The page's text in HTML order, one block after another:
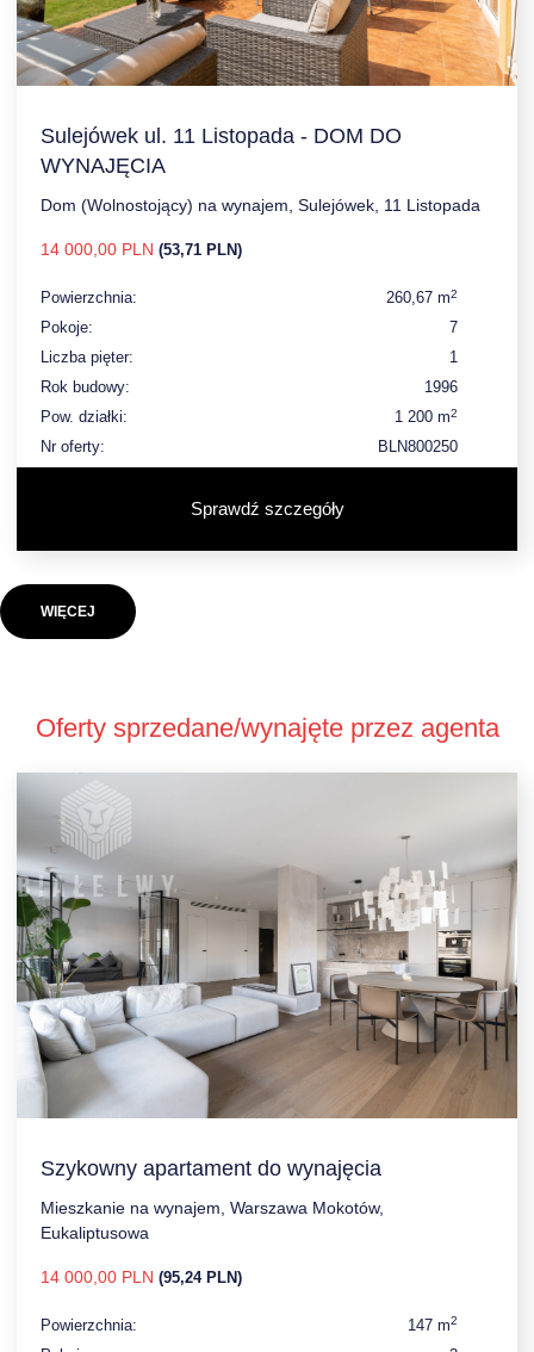
Sulejówek ul. 11 Listopada - DOM DO
WYNAJĘCIA
Dom (Wolnostojący) na wynajem, Sulejówek, 11 Listopada
14 000,00 PLN (53,71 PLN)
Powierzchnia: 260,67 m2
Pokoje:
7
Liczba pięter:
1
Rok budowy:
1996
Pow. działki:
1 200 m2
Nr oferty: BLN800250
Sprawdź szczegóły
WIĘCEJ
Oferty sprzedane/wynajęte przez agenta
Szykowny apartament do wynajęcia
Mieszkanie na wynajem, Warszawa Mokotów,
Eukaliptusowa
14 000,00 PLN (95,24 PLN)
Powierzchnia: 147 m2